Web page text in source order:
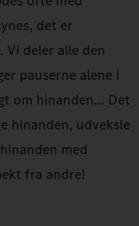
det er
deler alle den
pauserne alene i
om hinanden... Det
hinanden, udveksle
med
fra andre!